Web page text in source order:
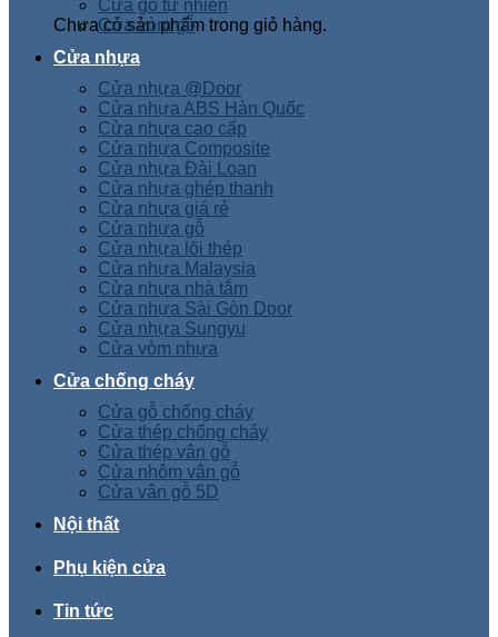
Chưa có sản phẩm trong giỏ hàng.
Cửa gỗ tự nhiên
Cửa vòm gỗ
Cửa nhựa
Cửa nhựa @Door
Cửa nhựa ABS Hàn Quốc
Cửa nhựa cao cấp
Cửa nhựa Composite
Cửa nhựa Đài Loan
Cửa nhựa ghép thanh
Cửa nhựa giá rẻ
Cửa nhựa gỗ
Cửa nhựa lõi thép
Cửa nhựa Malaysia
Cửa nhựa nhà tắm
Cửa nhựa Sài Gòn Door
Cửa nhựa Sungyu
Cửa vòm nhựa
Cửa chống cháy
Cửa gỗ chống cháy
Cửa thép chống cháy
Cửa thép vân gỗ
Cửa nhôm vân gỗ
Cửa vân gỗ 5D
Nội thất
Phụ kiện cửa
Tin tức